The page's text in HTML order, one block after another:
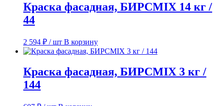
Краска фасадная, БИРСMIX 14 кг /
44
2 594 ₽ / шт В корзину
Краска фасадная, БИРСMIX 3 кг /
144